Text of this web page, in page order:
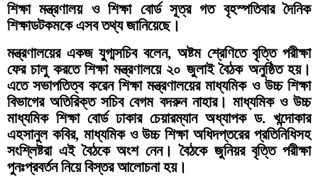
শিক্ষা মন্ত্রণালয় ও শিক্ষা বোর্ড সূত্র গত বৃহস্পতিবার দৈনিক
শিক্ষাডটকমকে এসব তথ্য জানিয়েছে।
মন্ত্রণালয়ের একজ যুগ্মসচিব বলেন, অষ্টম শ্রেণিতে বৃত্তি পরীক্ষা
ফের চালু করতে শিক্ষা মন্ত্রণালয়ে ২০ জুলাই বৈঠক অনুষ্ঠিত হয়।
এতে সভাপতিত্ব করেন শিক্ষা মন্ত্রণালয়ের মাধ্যমিক ও উচ্চ শিক্ষা
বিভাগের অতিরিক্ত সচিব বেগম বদরুন নাহার। মাধ্যমিক ও উচ্চ
মাধ্যমিক শিক্ষা বোর্ড ঢাকার চেয়ারম্যান অধ্যাপক ড. খন্দোকার
এহসানুল কবির, মাধ্যমিক ও উচ্চ শিক্ষা অধিদপ্তরের প্রতিনিধিসহ
সংশ্লিষ্টরা এই বৈঠকে অংশ নেন। বৈঠকে জুনিয়র বৃত্তি পরীক্ষা
পুনঃপ্রবর্তন নিয়ে বিস্তর আলোচনা হয়।